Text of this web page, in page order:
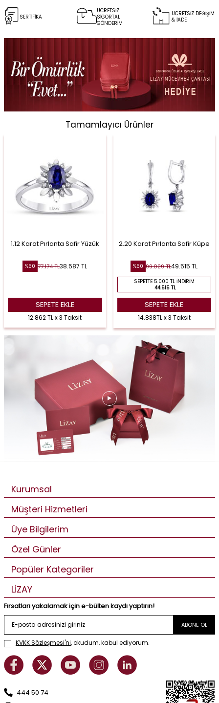
SERTİFİKA
ÜCRETSİZ
SİGORTALI
GÖNDERİM
ÜCRETSİZ DEĞİŞİM
& İADE
Tamamlayıcı Ürünler
1.12 Karat Pırlanta Safir Yüzük
%50 77.174TL38.587 TL
SEPETE EKLE
12.862 TL x 3 Taksit
2.20 Karat Pırlanta Safir Küpe
%50 99.029TL49.515 TL
SEPETTE 5.000 TL İNDIRIM
44.515 TL
SEPETE EKLE
14.838TL x 3 Taksit
Kurumsal
Müşteri Hizmetleri
Üye Bilgilerim
Özel Günler
Popüler Kategoriler
LİZAY
Fırsatları yakalamak için e-bülten kaydı yaptırın!
ABONE OL
KVKK Sözleşmesi'ni, okudum, kabul ediyorum.
444 50 74